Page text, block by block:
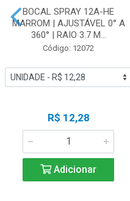
BOCAL SPRAY 12A-HE
MARROM | AJUSTÁVEL 0° A
360° | RAIO 3.7 M...
Código: 12072
R$ 12,28
Adicionar